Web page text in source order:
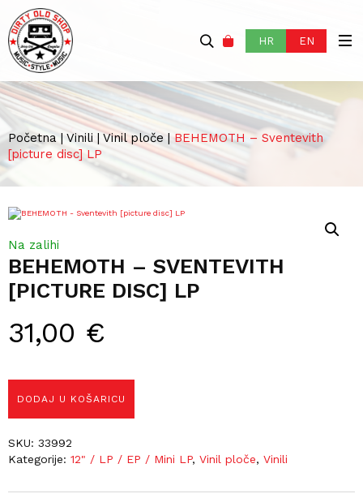
HR EN
Početna | Vinili | Vinil ploče|BEHEMOTH – Sventevith
[picture disc] LP
BEHEMOTH – SVENTEVITH
[PICTURE DISC] LP
31,00 €
Na zalihi
DODAJ U KOŠARICU
SKU: 33992
Kategorije: 12" / LP / EP / Mini LP, Vinil ploče, Vinili